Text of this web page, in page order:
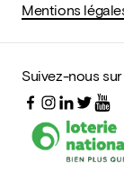
Mentions
Suivez-nous